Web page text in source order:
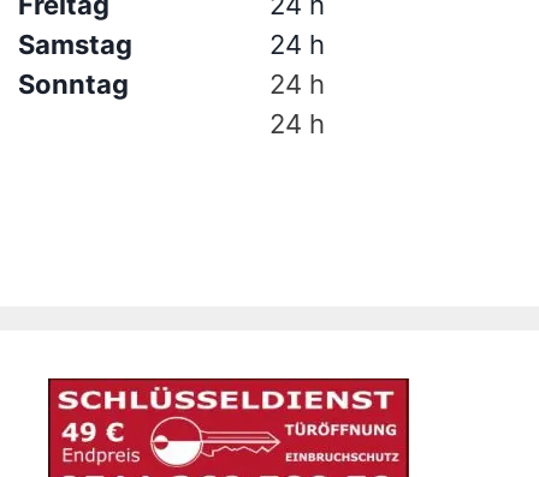
Samstag
Sonntag
24 h
24 h
24 h